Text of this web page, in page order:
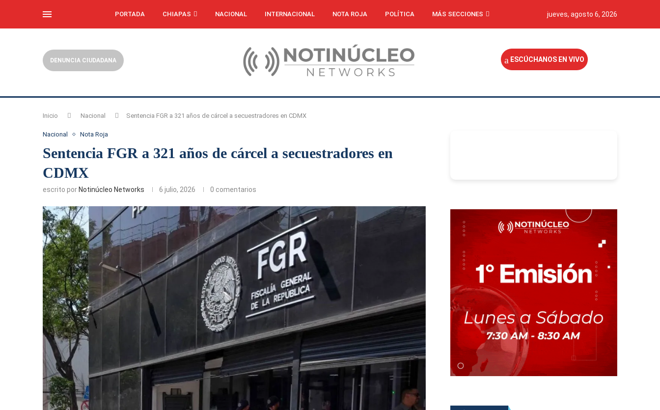
PORTADA CHIAPAS NACIONAL INTERNACIONAL NOTA ROJA POLÍTICA MÁS SECCIONES jueves, agosto 6, 2026
DENUNCIA CIUDADANA ESCÚCHANOS EN VIVO
Inicio Nacional Sentencia FGR a 321 años de cárcel a secuestradores en CDMX
Nacional Nota Roja
Sentencia FGR a 321 años de cárcel a secuestradores en
CDMX
escrito por Notinúcleo Networks 6 julio, 2026 0 comentarios